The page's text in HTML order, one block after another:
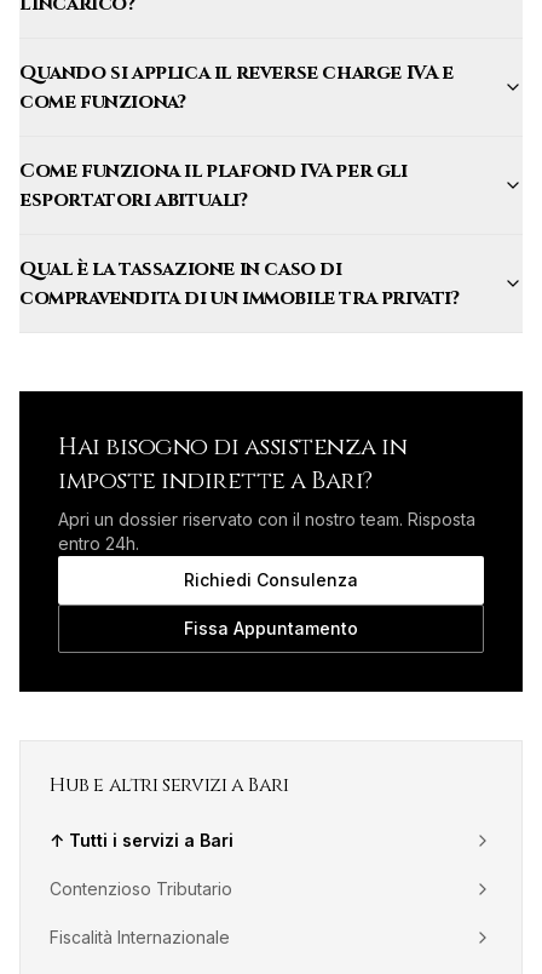
Quando si applica il reverse charge IVA e
come funziona?
Come funziona il plafond IVA per gli
esportatori abituali?
Qual è la tassazione in caso di
compravendita di un immobile tra privati?
Hai bisogno di assistenza in
imposte indiretteaBari?
Apri un dossier riservato con il nostro team. Risposta
entro 24h.
Richiedi Consulenza
Fissa Appuntamento
Hub e altri servizi aBari
↑ Tutti i servizi a Bari
Contenzioso Tributario
Fiscalità Internazionale